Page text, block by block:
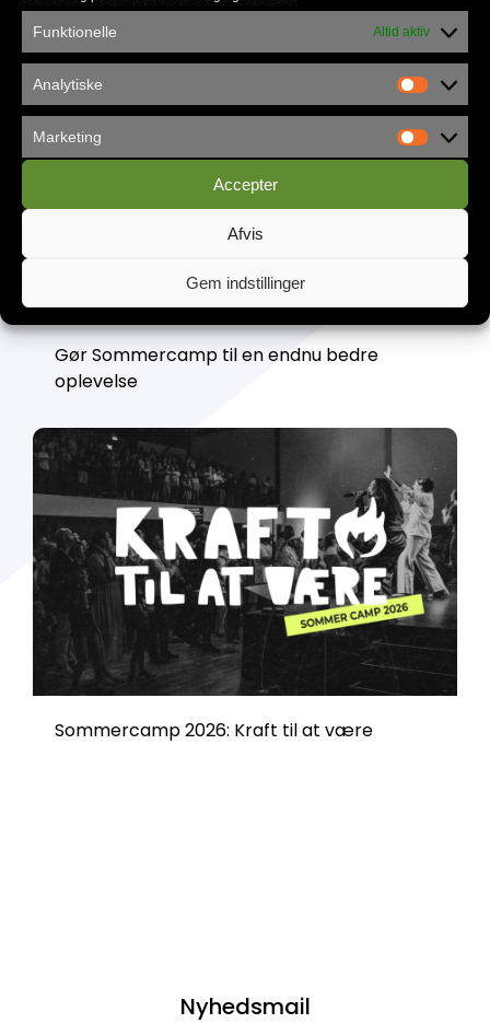
Funktionelle Altid aktiv
Analytiske
Marketing
Accepter
Afvis
Gem indstillinger
Vandværket
Gør Sommercamp til en endnu bedre
oplevelse
Sommercamp 2026: Kraft til at være
Nyhedsmail